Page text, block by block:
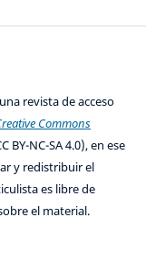
revista de acceso
Commons
BY-NC-SA 4.0), en ese
y redistribuir el
es libre de
el material.